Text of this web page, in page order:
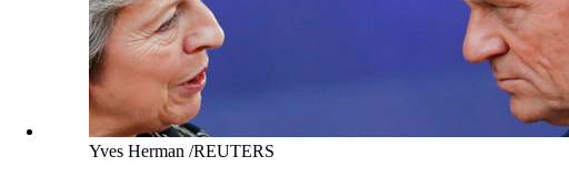
Yves Herman /REUTERS